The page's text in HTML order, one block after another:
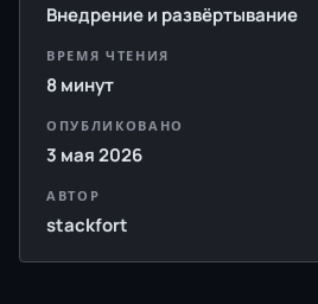
Внедрение и развёртывание
ВРЕМЯ ЧТЕНИЯ
8 минут
ОПУБЛИКОВАНО
3 мая 2026
АВТОР
stackfort